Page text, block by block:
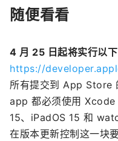
随便看看
4 月 25 日起将实行以
https://
所有提交到 App Store
app 都必须使用
15、iPadOS 15 和
在版本更新控制这一块